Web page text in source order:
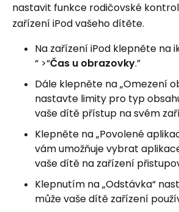
nastavit funkce rodičovské
zařízení iPod vašeho dítěte.
Na zařízení iPod klepněte na
“ >“Čas u obrazovky.”
Dále klepněte na „Omezení
nastavte limity pro typ
vaše dítě přístup na svém
Klepněte na „Povolené
vám umožňuje vybrat
vaše dítě na zařízení
Klepnutím na „Odstávka“
může vaše dítě zařízení